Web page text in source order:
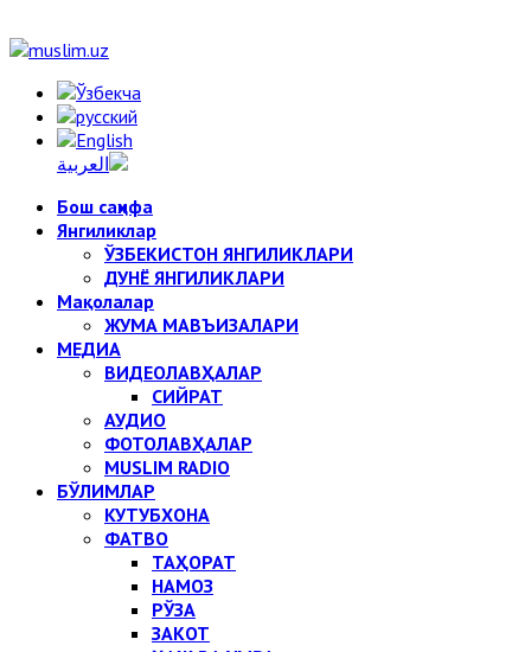
Бош саҳифа
Янгиликлар
ЎЗБЕКИСТОН ЯНГИЛИКЛАРИ
ДУНЁ ЯНГИЛИКЛАРИ
Мақолалар
ЖУМА МАВЪИЗАЛАРИ
МЕДИА
ВИДЕОЛАВҲАЛАР
СИЙРАТ
АУДИО
ФОТОЛАВҲАЛАР
MUSLIM RADIO
БЎЛИМЛАР
КУТУБХОНА
ФАТВО
ТАҲОРАТ
НАМОЗ
РЎЗА
ЗАКОТ